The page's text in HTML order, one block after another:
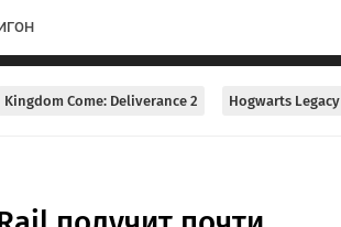
Kingdom Come: Deliverance 2 Hogwarts Legacy